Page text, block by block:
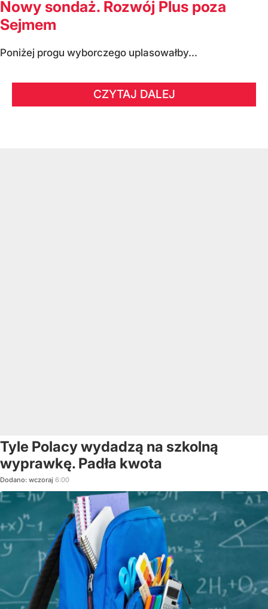
Nowy sondaż. Rozwój Plus poza
Sejmem
Poniżej progu wyborczego uplasowałby...
CZYTAJ DALEJ
Tyle Polacy wydadzą na szkolną
wyprawkę. Padła kwota
Dodano: wczoraj 6:00